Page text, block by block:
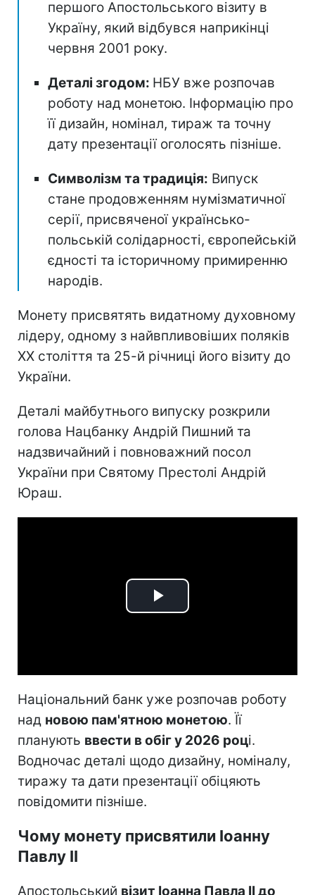
першого Апостольського візиту в
Україну, який відбувся наприкінці
червня 2001 року.
Деталі згодом: НБУ вже розпочав
роботу над монетою. Інформацію про
її дизайн, номінал, тираж та точну
дату презентації оголосять пізніше.
Символізм та традиція: Випуск
стане продовженням нумізматичної
серії, присвяченої українсько-
польській солідарності, європейській
єдності та історичному примиренню
народів.
Монету присвятять видатному духовному
лідеру, одному з найвпливовіших поляків
ХХ століття та 25-й річниці його візиту до
України.
Деталі майбутнього випуску розкрили
голова Нацбанку Андрій Пишний та
надзвичайний і повноважний посол
України при Святому Престолі Андрій
Юраш.
Play
Національний банк уже розпочав роботу
над новою пам'ятною монетою. Її
планують ввести в обіг у 2026 році.
Водночас деталі щодо дизайну, номіналу,
тиражу та дати презентації обіцяють
повідомити пізніше.
Чому монету присвятили Іоанну
Павлу II
Апостольський візит Іоанна Павла II до